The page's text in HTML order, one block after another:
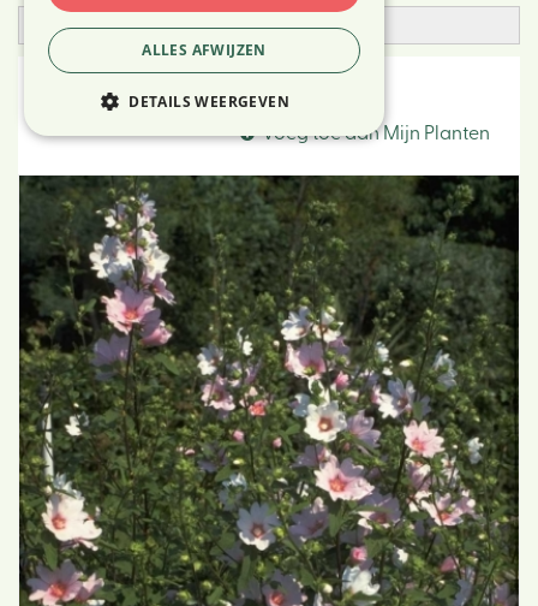
Open zoekfilter
Struikmalva
Voeg toe aan Mijn Planten
ALLES AFWIJZEN
DETAILS WEERGEVEN